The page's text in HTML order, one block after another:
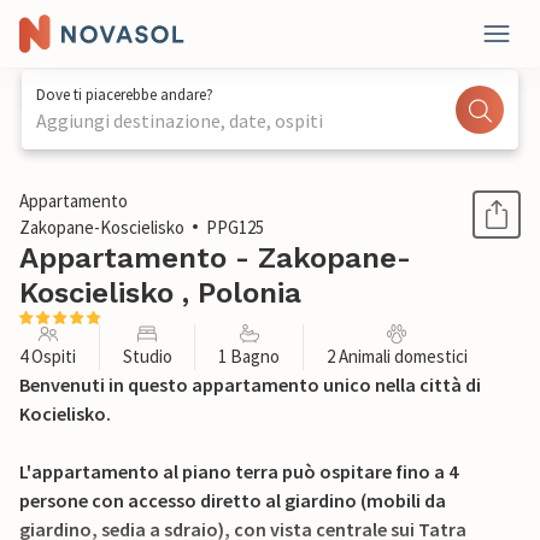
Dove ti piacerebbe andare?
Aggiungi destinazione, date, ospiti
1 / 11
Appartamento
Zakopane-Koscielisko
PPG125
Appartamento - Zakopane-
Koscielisko , Polonia
4 Ospiti Studio 1 Bagno 2 Animali domestici
Benvenuti in questo appartamento unico nella città di
Kocielisko.
L'appartamento al piano terra può ospitare fino a 4
persone con accesso diretto al giardino (mobili da
giardino, sedia a sdraio), con vista centrale sui Tatra